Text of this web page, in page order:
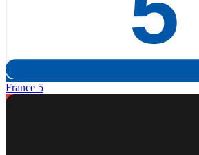
France 5